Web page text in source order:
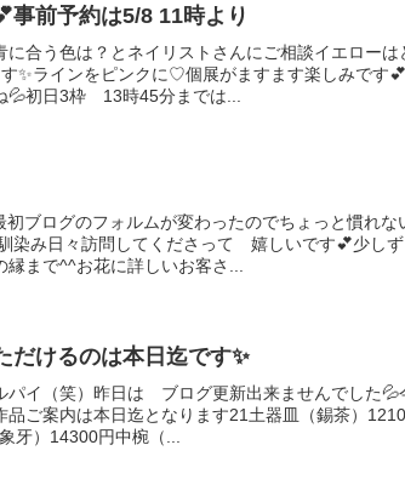
事前予約は5/8 11時より
合う色は？とネイリストさんにご相談イエローは
✨ラインをピンクに♡個展がますます楽しみです💕
💦初日3枠 13時45分までは...
ブログのフォルムが変わったのでちょっと慣れな
染み日々訪問してくださって 嬉しいです💕少しず
まで^^お花に詳しいお客さ...
けるのは本日迄です✨
パイ（笑）昨日は ブログ更新出来ませんでした💦
ご案内は本日迄となります21土器皿（錫茶）
牙）14300円中椀（...